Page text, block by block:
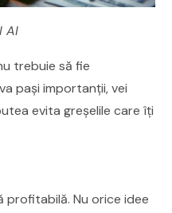
AI
trebuie să fie
pași importanții, vei
evita greșelile care îți
profitabilă. Nu orice idee